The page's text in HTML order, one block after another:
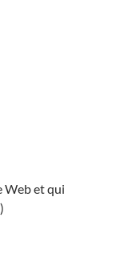
Web et qui